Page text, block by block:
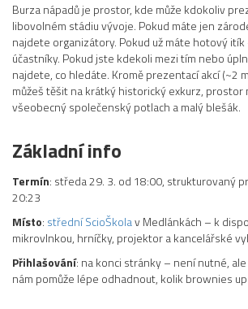
Burza nápadů je prostor, kde může kdokoliv
libovolném stádiu vývoje. Pokud máte jen
najdete organizátory. Pokud už máte hotový
účastníky. Pokud jste kdekoli mezi tím nebo
najdete, co hledáte. Kromě prezentací akcí (~2
můžeš těšit na krátký historický exkurz, prostor
všeobecný společenský potlach a malý blešák.
Základní info
Termín: středa 29. 3. od 18:00, strukturovaný
20:23
Místo: střední ScioŠkolav Medlánkách – k
mikrovlnkou, hrníčky, projektor a kancelářské
Přihlašování: na konci stránky – není nutné,
nám pomůže lépe odhadnout, kolik brownies